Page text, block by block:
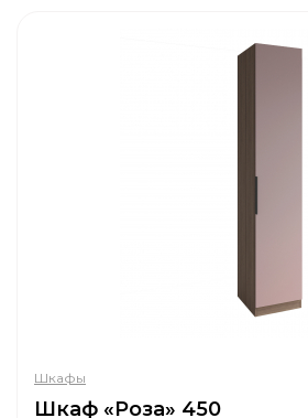
Шкафы
Шкаф «Роза» 450